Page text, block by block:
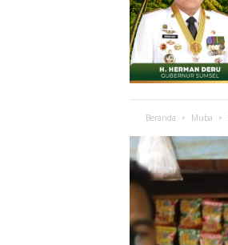
Beranda Muba